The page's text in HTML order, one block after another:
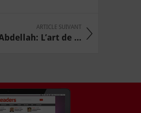
ARTICLE SUIVANT
L’art de ...